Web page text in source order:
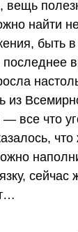
вещь
найти
быть в
из
все что
что
сейчас